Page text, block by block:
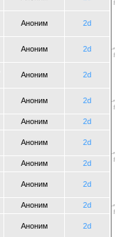
Аноним 2d
Аноним 2d
Аноним 2d
Аноним 2d
Аноним 2d
Аноним 2d
Аноним 2d
Аноним 2d
Аноним 2d
Аноним 2d